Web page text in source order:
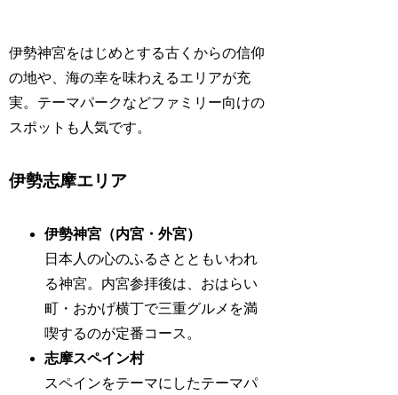
伊勢神宮をはじめとする古くからの信仰
の地や、海の幸を味わえるエリアが充
実。テーマパークなどファミリー向けの
スポットも人気です。
伊勢志摩エリア
伊勢神宮（内宮・外宮）
日本人の心のふるさとともいわれ
る神宮。内宮参拝後は、おはらい
町・おかげ横丁で三重グルメを満
喫するのが定番コース。
志摩スペイン村
スペインをテーマにしたテーマパ